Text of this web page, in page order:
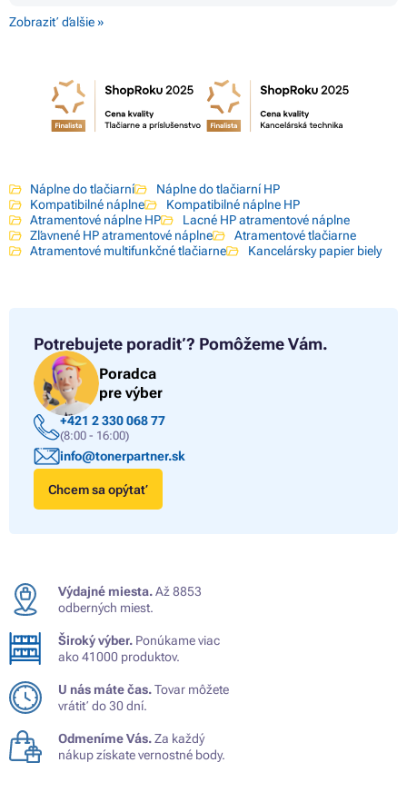
Zobraziť ďalšie »
Náplne do tlačiarní
Náplne do tlačiarní HP
Kompatibilné náplne
Kompatibilné náplne HP
Atramentové náplne HP
Lacné HP atramentové náplne
Zľavnené HP atramentové náplne
Atramentové tlačiarne
Atramentové multifunkčné tlačiarne
Kancelársky papier biely
Potrebujete poradiť? Pomôžeme Vám.
Poradca
pre výber
+421 2 330 068 77
(8:00 - 16:00)
info@tonerpartner.sk
Chcem sa opýtať
Výdajné miesta.Až 8853
odberných miest.
Široký výber. Ponúkame viac
ako 41000 produktov.
U nás máte čas.Tovar môžete
vrátiť do 30 dní.
Odmeníme Vás.Za každý
nákup získate vernostné body.